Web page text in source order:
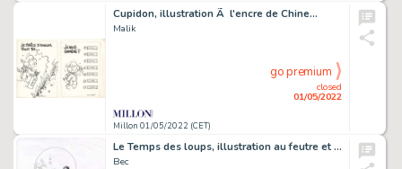
Cupidon, illustration Ã l'encre de Chine…
Malik
Millon 01/05/2022 (CET)
closed
01/05/2022
go premium
Le Temps des loups, illustration au feutre et Ã …
Bec